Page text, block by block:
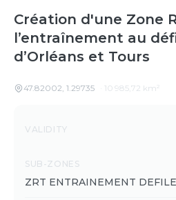
Création d'une Zone
l’entraînement au
d’Orléans et Tours
47.82002, 1.29735 10 985,72 km²
Details
VALIDITY
SUB-ZONES
ZRT ENTRAINEMENT DEFILE